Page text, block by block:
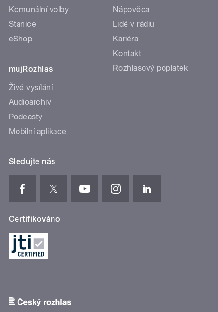
Komunální volby
Stanice
eShop
mujRozhlas
Živé vysílání
Audioarchiv
Podcasty
Mobilní aplikace
Nápověda
Lidé v rádiu
Kariéra
Kontakt
Rozhlasový poplatek
Sledujte nás
Certifikováno